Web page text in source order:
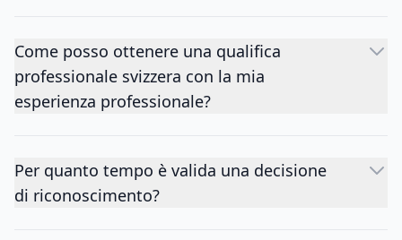
Come posso ottenere una qualifica
professionale svizzera con la mia
esperienza professionale?
Per quanto tempo è valida una decisione
di riconoscimento?